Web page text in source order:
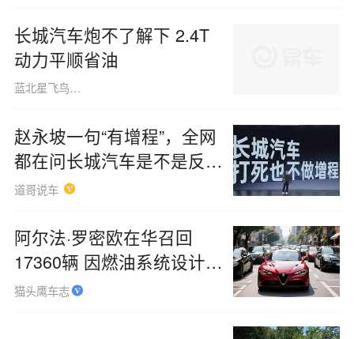
长城汽车炮不了解下 2.4T
动力平顺省油
蓝北星飞鸟160508
赵永坡一句“有增程”，全网
都在问长城汽车是不是反水
了
道哥说车
阿尔法·罗密欧在华召回
17360辆 因燃油系统设计缺
陷
猫头鹰车志